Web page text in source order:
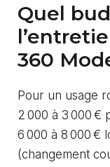
Quel
360
Pour un usage
2 000 à 3 000 €
6 000 à 8 000 €
(changement